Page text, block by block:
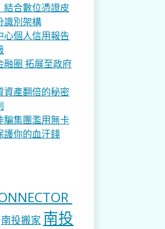
結合數位憑證皮
識別架構
心個人信用報告
融圈 拓展至政府
資產翻倍的秘密
騙集團濫用無卡
護你的血汗錢
南投搬家 南投